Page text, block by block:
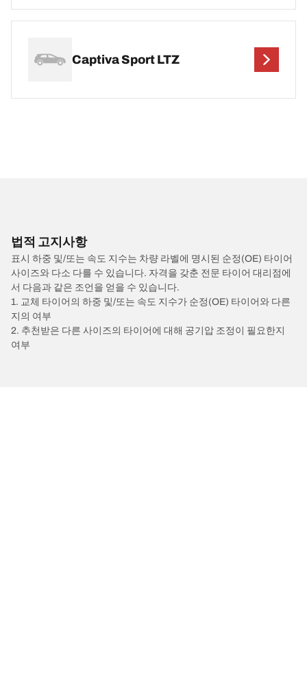
Captiva Sport LTZ
법적 고지사항
표시 하중 및/또는 속도 지수는 차량 라벨에 명시된 순정(OE) 타이어
사이즈와 다소 다를 수 있습니다. 자격을 갖춘 전문 타이어 대리점에
서 다음과 같은 조언을 얻을 수 있습니다.
1. 교체 타이어의 하중 및/또는 속도 지수가 순정(OE) 타이어와 다른
지의 여부
2. 추천받은 다른 사이즈의 타이어에 대해 공기압 조정이 필요한지
여부